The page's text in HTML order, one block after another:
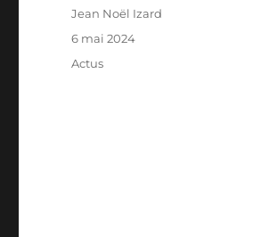
Auteur
Jean Noël Izard
Publié
6 mai 2024
Catégories
Actus